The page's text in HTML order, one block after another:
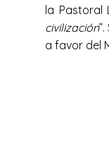
la Pastoral
civilización
a favor del